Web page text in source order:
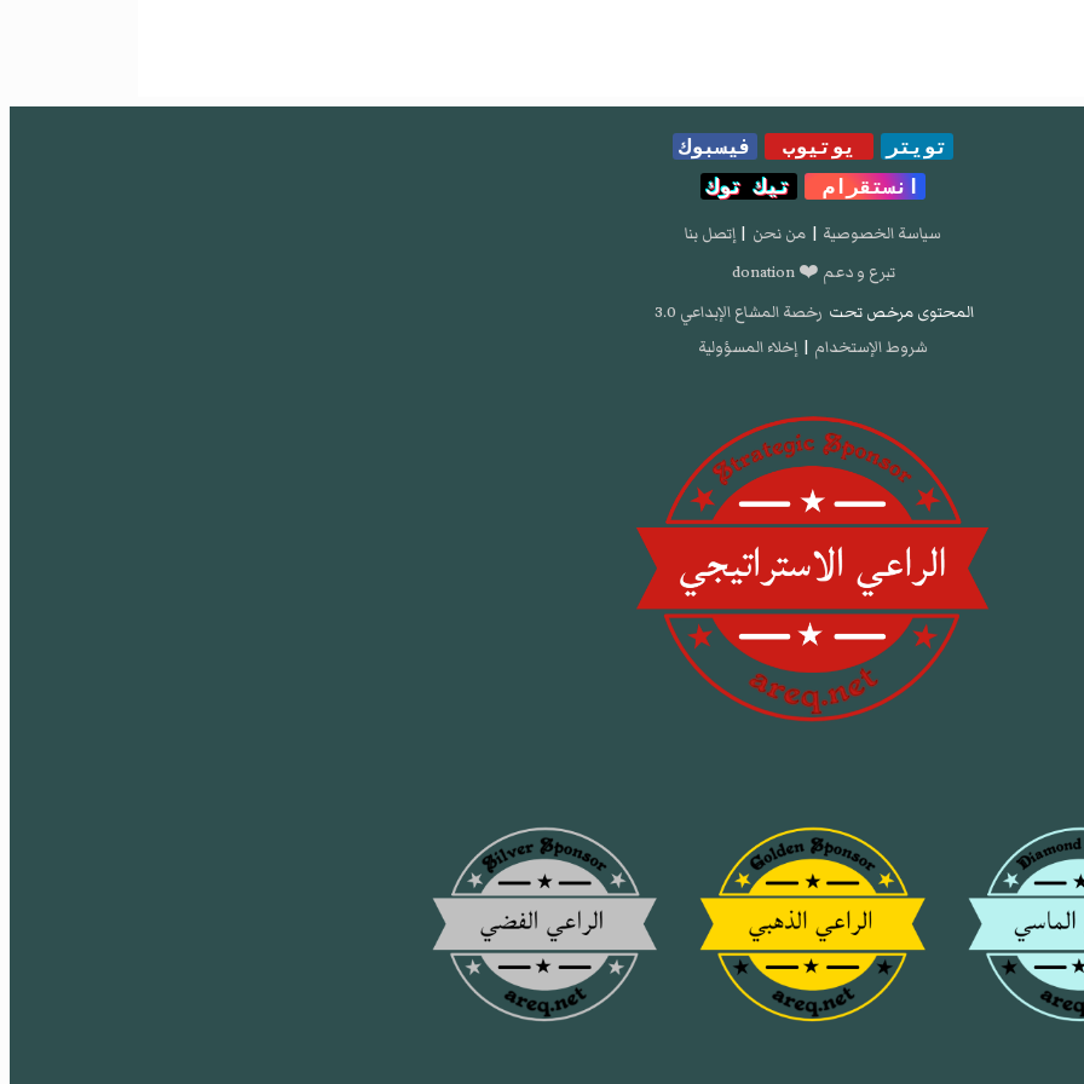
تويتر يوتيوب
فيسبوك
انستقرام
تيك توك
سياسة الخصوصية | من نحن | إتصل بنا
تبرع و دعم ❤️ donation
المحتوى مرخص تحت رخصة المشاع الإبداعي 3.0
شروط الإستخدام | إخلاء المسؤولية